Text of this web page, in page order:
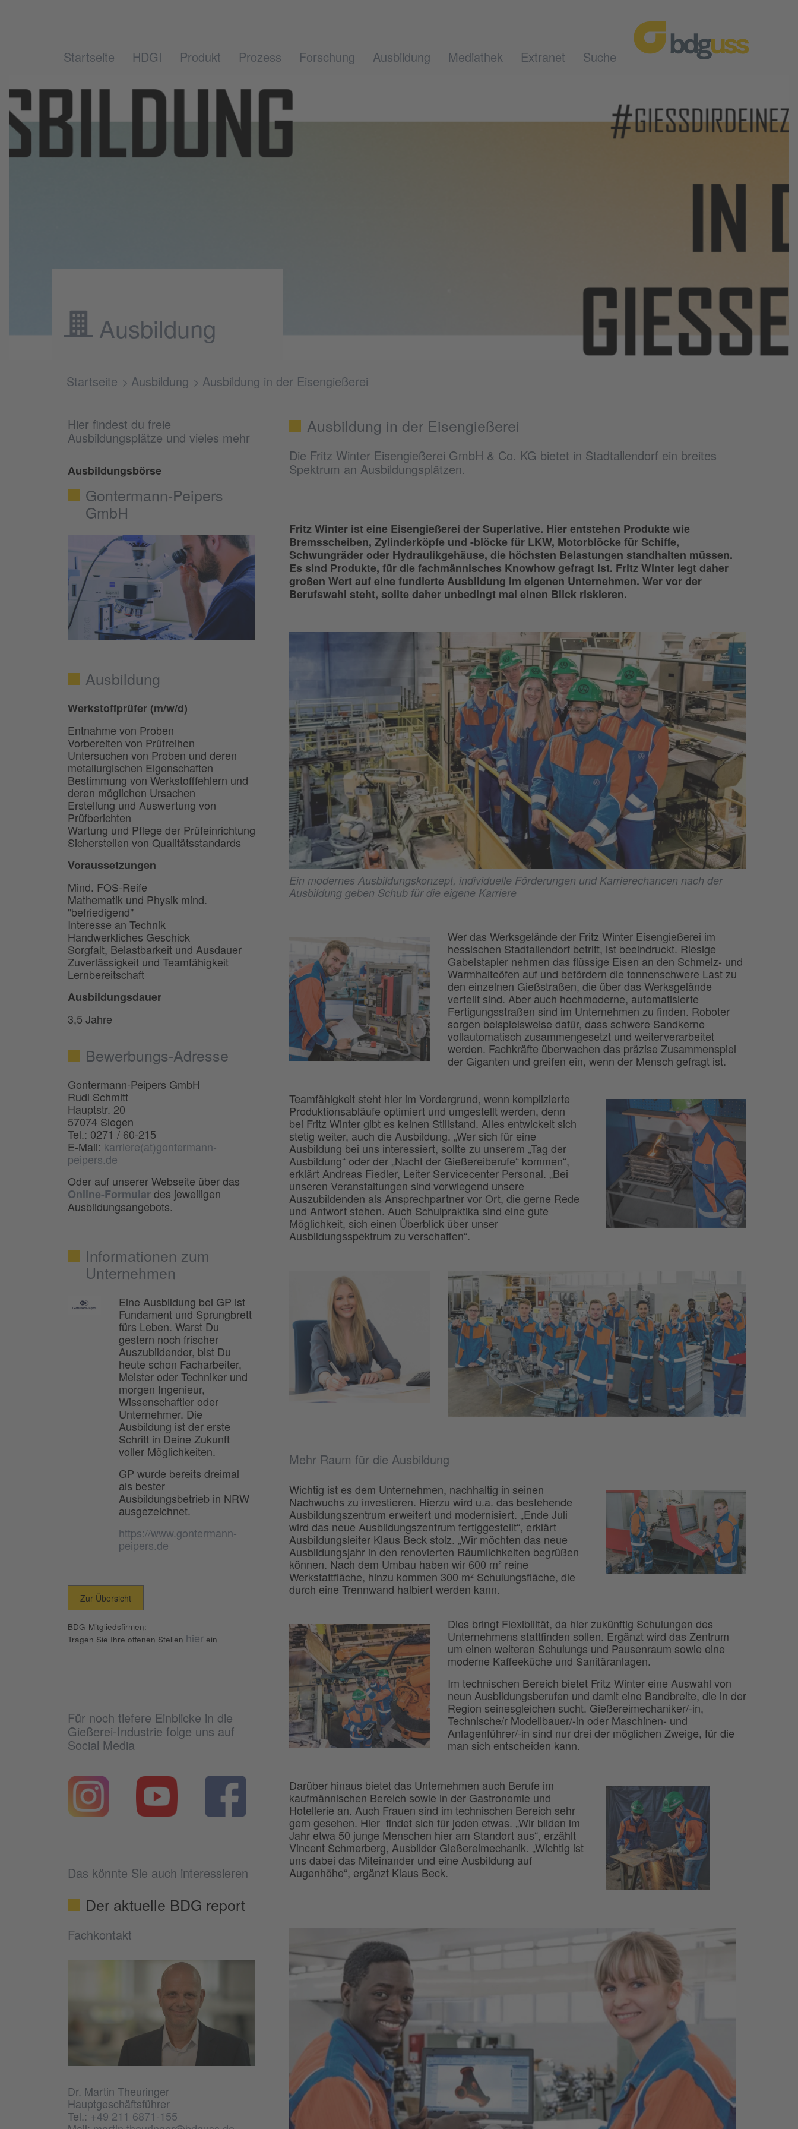
Startseite HDGI Produkt Prozess Forschung Ausbildung Mediathek Extranet Suche
Ausbildung
Startseite Ausbildung Ausbildung in der Eisengießerei
Hier findest du freie
Ausbildungsplätze und vieles mehr
Ausbildungsbörse
Gontermann-Peipers
GmbH
Ausbildung
Werkstoffprüfer (m/w/d)
Entnahme von Proben
Vorbereiten von Prüfreihen
Untersuchen von Proben und deren
metallurgischen Eigenschaften
Bestimmung von Werkstofffehlern und
deren möglichen Ursachen
Erstellung und Auswertung von
Prüfberichten
Wartung und Pﬂege der Prüfeinrichtung
Sicherstellen von Qualitätsstandards
Voraussetzungen
Mind. FOS-Reife
Mathematik und Physik mind.
"befriedigend"
Interesse an Technik
Handwerkliches Geschick
Sorgfalt, Belastbarkeit und Ausdauer
Zuverlässigkeit und Teamfähigkeit
Lernbereitschaft
Ausbildungsdauer
3,5 Jahre
Bewerbungs-Adresse
Gontermann-Peipers GmbH
Rudi Schmitt
Hauptstr. 20
57074 Siegen
Tel.: 0271 / 60-215
E-Mail: karriere(at)gontermann-
peipers.de
Oder auf unserer Webseite über das
Online-Formulardes jeweiligen
Ausbildungsangebots.
Informationen zum
Unternehmen
Eine Ausbildung bei GP ist
Fundament und Sprungbrett
fürs Leben. Warst Du
gestern noch frischer
Auszubildender, bist Du
heute schon Facharbeiter,
Meister oder Techniker und
morgen Ingenieur,
Wissenschaftler oder
Unternehmer. Die
Ausbildung ist der erste
Schritt in Deine Zukunft
voller Möglichkeiten.
GP wurde bereits dreimal
als bester
Ausbildungsbetrieb in NRW
ausgezeichnet.
https://www.gontermann-
peipers.de
Zur Übersicht
BDG-Mitgliedsfirmen:
Tragen Sie Ihre offenen Stellen hier ein
Für noch tiefere Einblicke in die
Gießerei-Industrie folge uns auf
Social Media
Das könnte Sie auch interessieren
Der aktuelle BDG report
Fachkontakt
Dr. Martin Theuringer
Hauptgeschäftsführer
Tel.:+49 211 6871-155
Ausbildung in der Eisengießerei
Die Fritz Winter Eisengießerei GmbH & Co. KG bietet in Stadtallendorf ein breites
Spektrum an Ausbildungsplätzen.
Fritz Winter ist eine Eisengießerei der Superlative. Hier entstehen Produkte wie
Bremsscheiben, Zylinderköpfe und -blöcke für LKW, Motorblöcke für Schiffe,
Schwungräder oder Hydraulikgehäuse, die höchsten Belastungen standhalten müssen.
Es sind Produkte, für die fachmännisches Knowhow gefragt ist. Fritz Winter legt daher
großen Wert auf eine fundierte Ausbildung im eigenen Unternehmen. Wer vor der
Berufswahl steht, sollte daher unbedingt mal einen Blick riskieren.
Ein modernes Ausbildungskonzept, individuelle Förderungen und Karrierechancen nach der
Ausbildung geben Schub für die eigene Karriere
Wer das Werksgelände der Fritz Winter Eisengießerei im
hessischen Stadtallendorf betritt, ist beeindruckt. Riesige
Gabelstapler nehmen das flüssige Eisen an den Schmelz- und
Warmhalteöfen auf und befördern die tonnenschwere Last zu
den einzelnen Gießstraßen, die über das Werksgelände
verteilt sind. Aber auch hochmoderne, automatisierte
Fertigungsstraßen sind im Unternehmen zu finden. Roboter
sorgen beispielsweise dafür, dass schwere Sandkerne
vollautomatisch zusammengesetzt und weiterverarbeitet
werden. Fachkräfte überwachen das präzise Zusammenspiel
der Giganten und greifen ein, wenn der Mensch gefragt ist.
Teamfähigkeit steht hier im Vordergrund, wenn komplizierte
Produktionsabläufe optimiert und umgestellt werden, denn
bei Fritz Winter gibt es keinen Stillstand. Alles entwickelt sich
stetig weiter, auch die Ausbildung. „Wer sich für eine
Ausbildung bei uns interessiert, sollte zu unserem „Tag der
Ausbildung“ oder der „Nacht der Gießereiberufe“ kommen“,
erklärt Andreas Fiedler, Leiter Servicecenter Personal. „Bei
unseren Veranstaltungen sind vorwiegend unsere
Auszubildenden als Ansprechpartner vor Ort, die gerne Rede
und Antwort stehen. Auch Schulpraktika sind eine gute
Möglichkeit, sich einen Überblick über unser
Ausbildungsspektrum zu verschaffen“.
Mehr Raum für die Ausbildung
Wichtig ist es dem Unternehmen, nachhaltig in seinen
Nachwuchs zu investieren. Hierzu wird u.a. das bestehende
Ausbildungszentrum erweitert und modernisiert. „Ende Juli
wird das neue Ausbildungszentrum fertiggestellt“, erklärt
Ausbildungsleiter Klaus Beck stolz. „Wir möchten das neue
Ausbildungsjahr in den renovierten Räumlichkeiten begrüßen
können. Nach dem Umbau haben wir 600 m² reine
Werkstattfläche, hinzu kommen 300 m² Schulungsfläche, die
durch eine Trennwand halbiert werden kann.
Dies bringt Flexibilität, da hier zukünftig Schulungen des
Unternehmens stattfinden sollen. Ergänzt wird das Zentrum
um einen weiteren Schulungs und Pausenraum sowie eine
moderne Kaffeeküche und Sanitäranlagen.
Im technischen Bereich bietet Fritz Winter eine Auswahl von
neun Ausbildungsberufen und damit eine Bandbreite, die in der
Region seinesgleichen sucht. Gießereimechaniker/-in,
Technische/r Modellbauer/-in oder Maschinen- und
Anlagenführer/-in sind nur drei der möglichen Zweige, für die
man sich entscheiden kann.
Darüber hinaus bietet das Unternehmen auch Berufe im
kaufmännischen Bereich sowie in der Gastronomie und
Hotellerie an. Auch Frauen sind im technischen Bereich sehr
gern gesehen. Hier findet sich für jeden etwas. „Wir bilden im
Jahr etwa 50 junge Menschen hier am Standort aus“, erzählt
Vincent Schmerberg, Ausbilder Gießereimechanik. „Wichtig ist
uns dabei das Miteinander und eine Ausbildung auf
Augenhöhe“, ergänzt Klaus Beck.